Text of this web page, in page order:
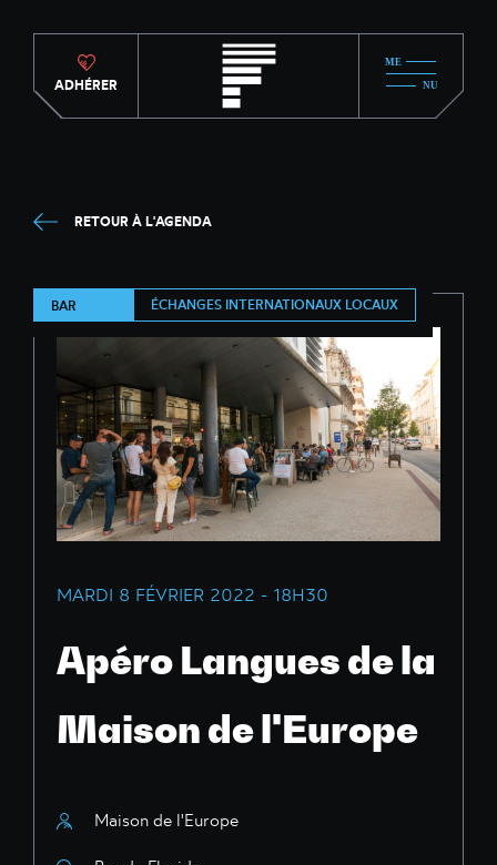
ADHÉRER
RETOUR À L'AGENDA
BAR ÉCHANGES INTERNATIONAUX LOCAUX
MARDI 8 FÉVRIER 2022 - 18H30
Apéro Langues de la
Maison de l'Europe
Maison de l'Europe